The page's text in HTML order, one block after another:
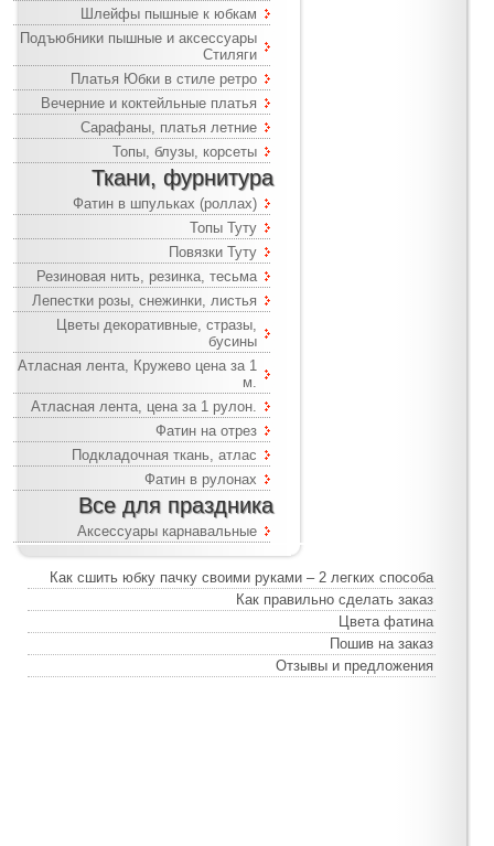
Шлейфы пышные к юбкам
Подъюбники пышные и аксессуары
Стиляги
Платья Юбки в стиле ретро
Вечерние и коктейльные платья
Сарафаны, платья летние
Топы, блузы, корсеты
Ткани, фурнитура
Фатин в шпульках (роллах)
Топы Туту
Повязки Туту
Резиновая нить, резинка, тесьма
Лепестки розы, снежинки, листья
Цветы декоративные, стразы,
бусины
Атласная лента, Кружево цена за 1
м.
Атласная лента, цена за 1 рулон.
Фатин на отрез
Подкладочная ткань, атлас
Фатин в рулонах
Все для праздника
Аксессуары карнавальные
Как сшить юбку пачку своими руками – 2 легких способа
Как правильно сделать заказ
Цвета фатина
Пошив на заказ
Отзывы и предложения